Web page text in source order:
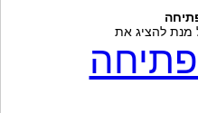
מנת להציג את